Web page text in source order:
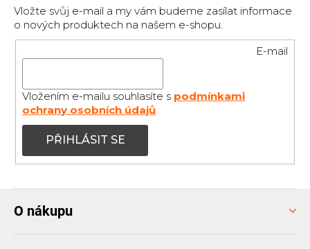
Vložte svůj e-mail a my vám budeme zasílat informace
o nových produktech na našem e-shopu.
E-mail
Vložením e-mailu souhlasíte s podmínkami
ochrany osobních údajů
PŘIHLÁSIT SE
O nákupu